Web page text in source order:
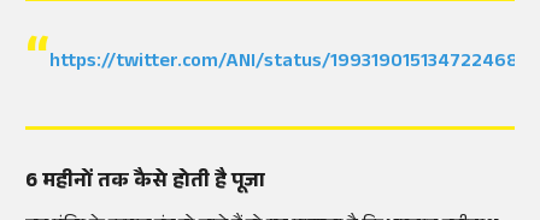
https://twitter.com/ANI/status/1993190151347224689
6 महीनों तक कैसे होती है पूजा